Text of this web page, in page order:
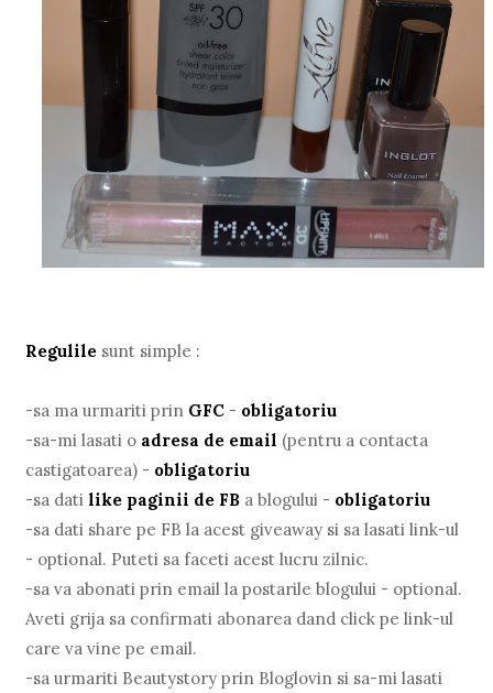
Regulile sunt simple :
-sa ma urmariti prin GFC - obligatoriu
-sa-mi lasati o adresa de email (pentru a contacta
castigatoarea) - obligatoriu
-sa dati like paginii de FB a blogului - obligatoriu
-sa dati share pe FB la acest giveaway si sa lasati link-ul
- optional. Puteti sa faceti acest lucru zilnic.
-sa va abonati prin email la postarile blogului - optional.
Aveti grija sa confirmati abonarea dand click pe link-ul
care va vine pe email.
-sa urmariti Beautystory prin Bloglovin si sa-mi lasati